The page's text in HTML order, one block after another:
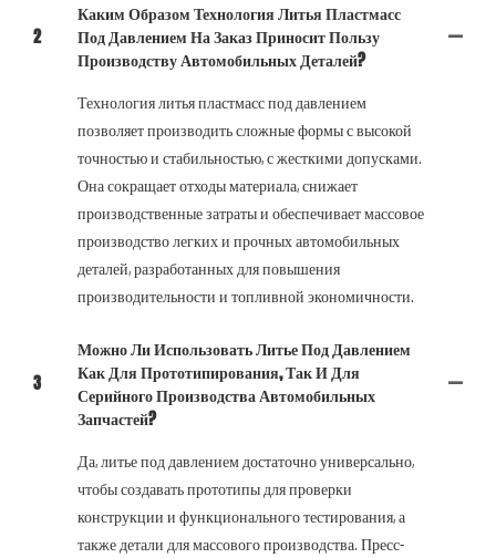
2
Каким Образом Технология Литья Пластмасс
Под Давлением На Заказ Приносит Пользу
Производству Автомобильных Деталей?
Технология литья пластмасс под давлением
позволяет производить сложные формы с высокой
точностью и стабильностью, с жесткими допусками.
Она сокращает отходы материала, снижает
производственные затраты и обеспечивает массовое
производство легких и прочных автомобильных
деталей, разработанных для повышения
производительности и топливной экономичности.
3
Можно Ли Использовать Литье Под Давлением
Как Для Прототипирования, Так И Для
Серийного Производства Автомобильных
Запчастей?
Да, литье под давлением достаточно универсально,
чтобы создавать прототипы для проверки
конструкции и функционального тестирования, а
также детали для массового производства. Пресс-